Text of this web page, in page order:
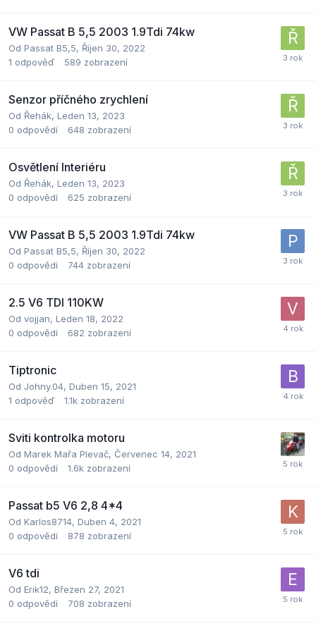
VW Passat B 5,5 2003 1.9Tdi 74kw
Od Passat B5,5, Říjen 30, 2022
1 odpověď 589 zobrazení
Senzor příčného zrychlení
Od Řehák, Leden 13, 2023
0 odpovědí 648 zobrazení
Osvětlení Interiéru
Od Řehák, Leden 13, 2023
0 odpovědí 625 zobrazení
VW Passat B 5,5 2003 1.9Tdi 74kw
Od Passat B5,5, Říjen 30, 2022
0 odpovědí 744 zobrazení
2.5 V6 TDI 110KW
Od vojjan, Leden 18, 2022
0 odpovědí 682 zobrazení
Tiptronic
Od Johny.04, Duben 15, 2021
1 odpověď 1.1k zobrazení
Sviti kontrolka motoru
Od Marek Mařa Plevač, Červenec 14, 2021
0 odpovědí 1.6k zobrazení
Passat b5 V6 2,8 4*4
Od Karlos8714, Duben 4, 2021
0 odpovědí 878 zobrazení
V6 tdi
Od Erik12, Březen 27, 2021
0 odpovědí 708 zobrazení